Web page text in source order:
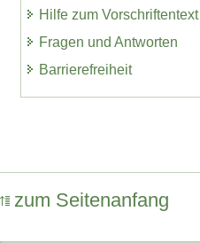
Hilfe zum Vorschriftentext
Fragen und Antworten
Barrierefreiheit
zum Seitenanfang